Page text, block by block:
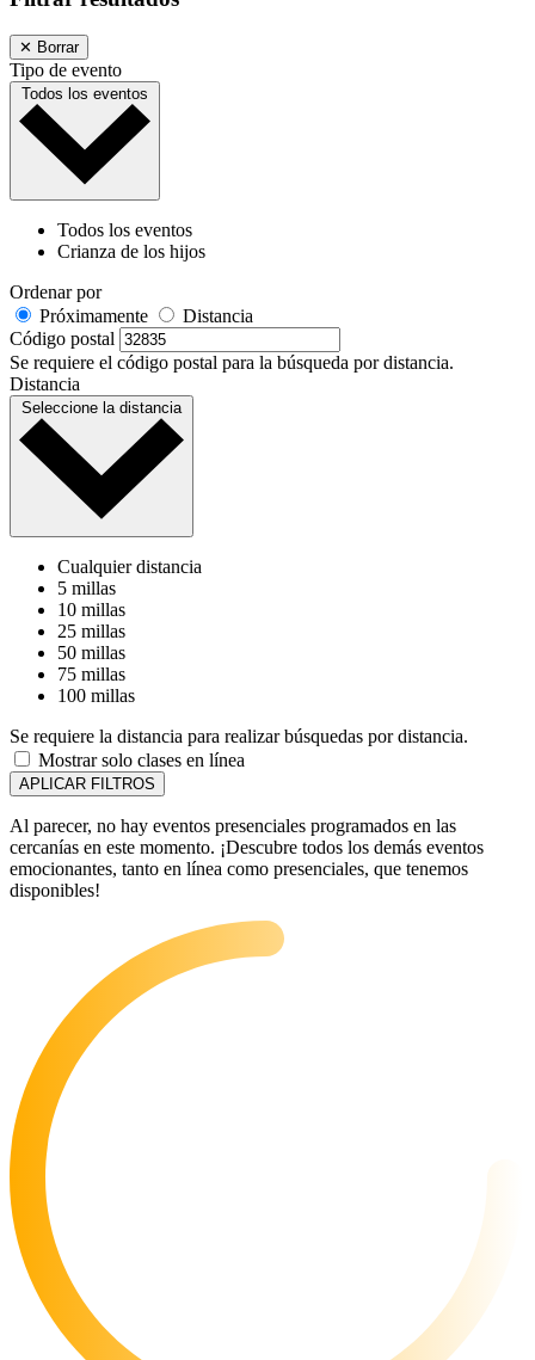
✕ Borrar
Tipo de evento
Todos los eventos
Todos los eventos
Crianza de los hijos
Ordenar por
Próximamente
Distancia
Código postal
Se requiere el código postal para la búsqueda por distancia.
Distancia
Seleccione la distancia
Cualquier distancia
5 millas
10 millas
25 millas
50 millas
75 millas
100 millas
Se requiere la distancia para realizar búsquedas por distancia.
Mostrar solo clases en línea
APLICAR FILTROS
Al parecer, no hay eventos presenciales programados en las
cercanías en este momento. ¡Descubre todos los demás eventos
emocionantes, tanto en línea como presenciales, que tenemos
disponibles!